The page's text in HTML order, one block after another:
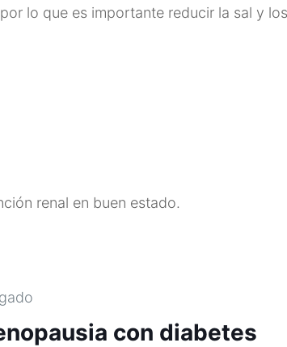
lo que es importante reducir la sal y
renal en buen estado.
con diabetes